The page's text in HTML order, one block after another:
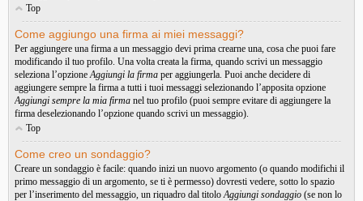
Top
Come aggiungo una firma ai miei messaggi?
Per aggiungere una firma a un messaggio devi prima crearne una, cosa che puoi fare
modificando il tuo profilo. Una volta creata la firma, quando scrivi un messaggio
seleziona l’opzioneAggiungi la firma per aggiungerla. Puoi anche decidere di
aggiungere sempre la firma a tutti i tuoi messaggi selezionando l’apposita opzione
Aggiungi sempre la mia firma nel tuo profilo (puoi sempre evitare di aggiungere la
firma deselezionando l’opzione quando scrivi un messaggio).
Top
Come creo un sondaggio?
Creare un sondaggio è facile: quando inizi un nuovo argomento (o quando modifichi il
primo messaggio di un argomento, se ti è permesso) dovresti vedere, sotto lo spazio
per l’inserimento del messaggio, un riquadro dal titoloAggiungi sondaggio (se non lo